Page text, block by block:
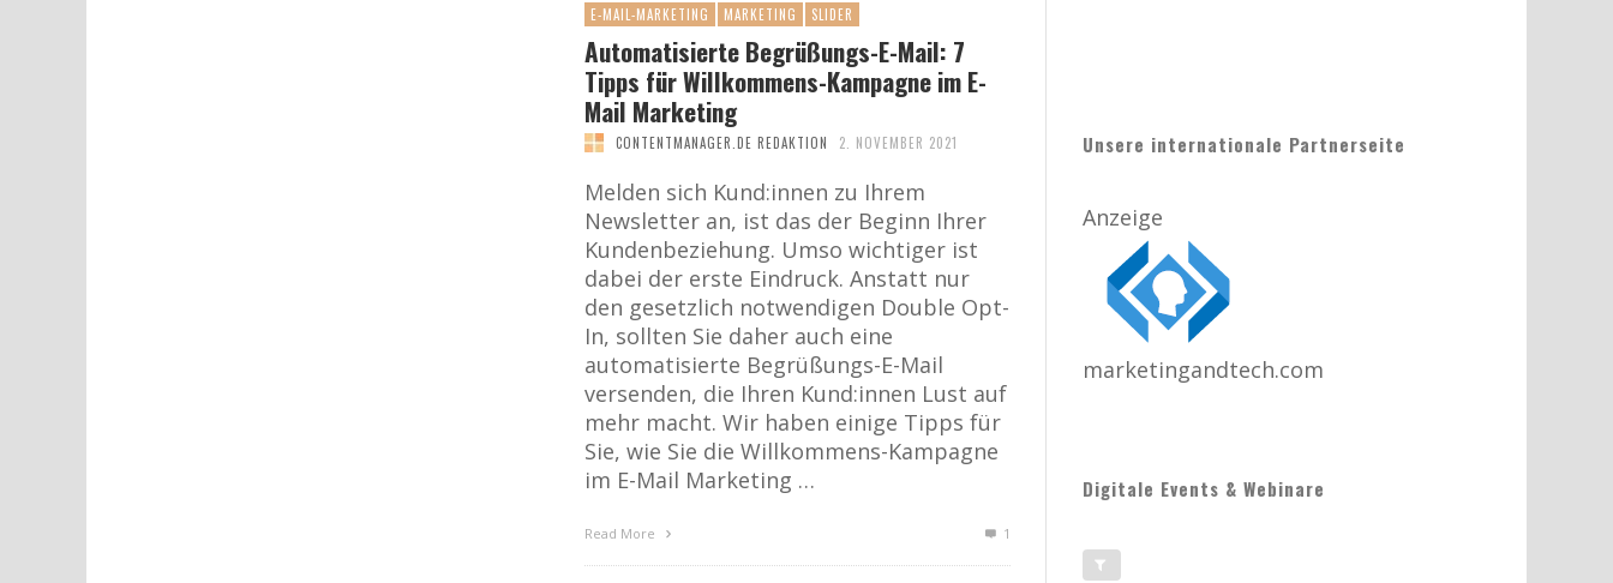
E-MAIL-MARKETING MARKETING SLIDER
Automatisierte Begrüßungs-E-Mail: 7
Tipps für Willkommens-Kampagne im E-
Mail Marketing
CONTENTMANAGER.DE REDAKTION 2. NOVEMBER 2021
Melden sich Kund:innen zu Ihrem
Newsletter an, ist das der Beginn Ihrer
Kundenbeziehung. Umso wichtiger ist
dabei der erste Eindruck. Anstatt nur
den gesetzlich notwendigen Double Opt-
In, sollten Sie daher auch eine
automatisierte Begrüßungs-E-Mail
versenden, die Ihren Kund:innen Lust auf
mehr macht. Wir haben einige Tipps für
Sie, wie Sie die Willkommens-Kampagne
im E-Mail Marketing …
Read More 1
Unsere internationale Partnerseite
Anzeige
marketingandtech.com
Digitale Events & Webinare